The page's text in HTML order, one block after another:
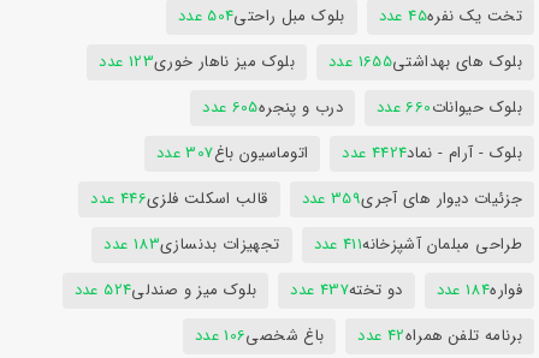
تخت یک نفره45 عدد بلوک مبل راحتی504 عدد
بلوک های بهداشتی1655 عدد بلوک میز ناهار خوری123 عدد
بلوک حیوانات660 عدد درب و پنجره605 عدد
بلوک - آرام - نماد4424 عدد اتوماسیون باغ307 عدد
جزئیات دیوار های آجری359 عدد قالب اسکلت فلزی446 عدد
طراحی مبلمان آشپزخانه411 عدد تجهیزات بدنسازی183 عدد
فواره184 عدد دو تخته437 عدد بلوک میز و صندلی524 عدد
برنامه تلفن همراه42 عدد باغ شخصی106 عدد